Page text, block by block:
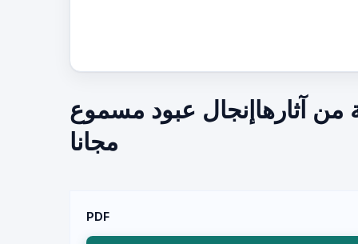
من آثارهاإنجال عبود مسموع
مجانا
PDF